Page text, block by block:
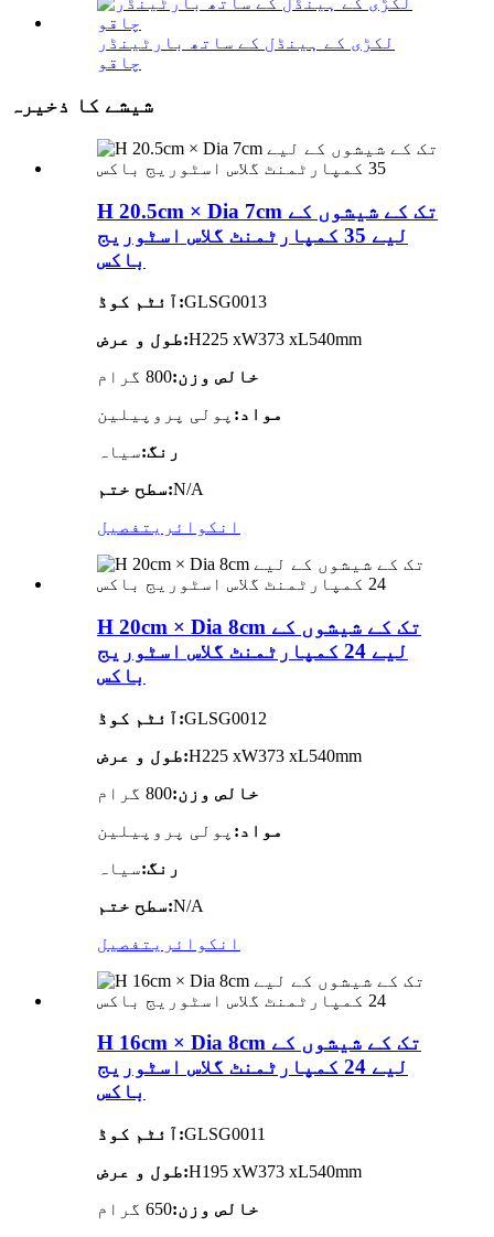
لکڑی کے ہینڈل کے ساتھ بارٹینڈر
چاقو
شیشے کا ذخیرہ
H 20.5cm × Dia 7cm تک کے شیشوں کے
لیے 35 کمپارٹمنٹ گلاس اسٹوریج
باکس
آئٹم کوڈ:GLSG0013
طول و عرض:H225 xW373 xL540mm
خالص وزن:800 گرام
مواد: پولی پروپیلین
رنگ:سیاہ
سطح ختم:N/A
انکوائری تفصیل
H 20cm × Dia 8cm تک کے شیشوں کے
لیے 24 کمپارٹمنٹ گلاس اسٹوریج
باکس
آئٹم کوڈ:GLSG0012
طول و عرض:H225 xW373 xL540mm
خالص وزن:800 گرام
مواد: پولی پروپیلین
رنگ:سیاہ
سطح ختم:N/A
انکوائری تفصیل
H 16cm × Dia 8cm تک کے شیشوں کے
لیے 24 کمپارٹمنٹ گلاس اسٹوریج
باکس
آئٹم کوڈ:GLSG0011
طول و عرض:H195 xW373 xL540mm
خالص وزن:650 گرام